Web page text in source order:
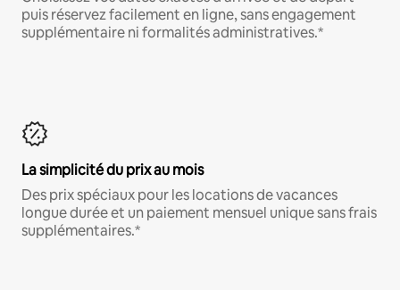
puis réservez facilement en ligne, sans engagement
supplémentaire ni formalités administratives.*
La simplicité du prix au mois
Des prix spéciaux pour les locations de vacances
longue durée et un paiement mensuel unique sans frais
supplémentaires.*